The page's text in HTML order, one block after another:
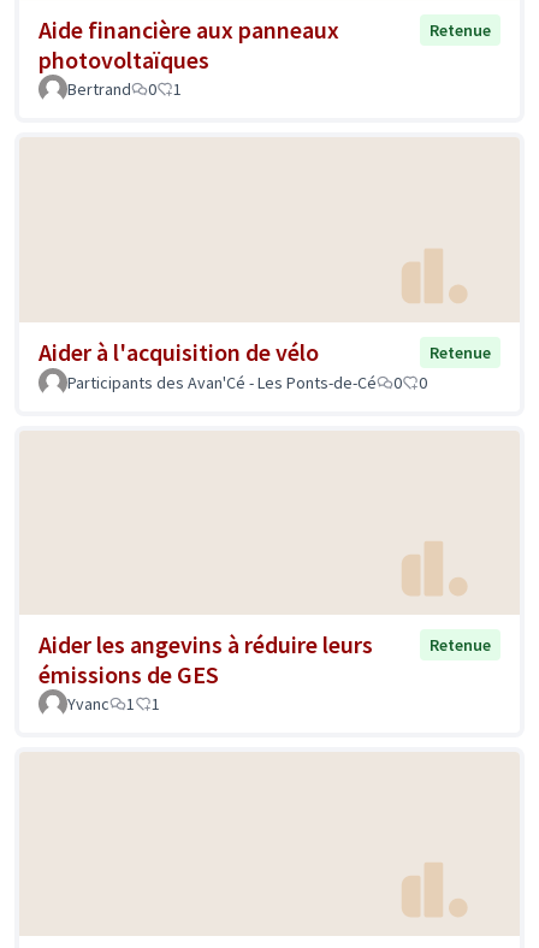
Aide financière aux panneaux
photovoltaïques
Retenue
Bertrand 0 1
Aider à l'acquisition de vélo
Retenue
Participants des Avan'Cé - Les Ponts-de-Cé
0 0
Aider les angevins à réduire leurs
émissions de GES
Retenue
Yvanc 1 1